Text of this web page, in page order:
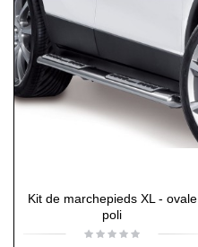
Kit de marchepieds XL - ovale
poli